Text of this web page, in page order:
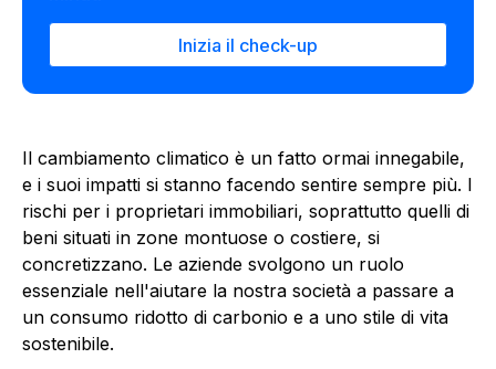
Inizia il check-up
Il cambiamento climatico è un fatto ormai innegabile,
e i suoi impatti si stanno facendo sentire sempre più. I
rischi per i proprietari immobiliari, soprattutto quelli di
beni situati in zone montuose o costiere, si
concretizzano. Le aziende svolgono un ruolo
essenziale nell'aiutare la nostra società a passare a
un consumo ridotto di carbonio e a uno stile di vita
sostenibile.